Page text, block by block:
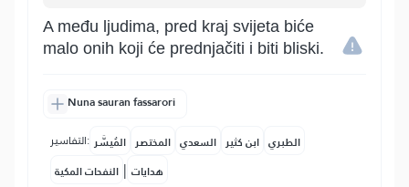
A među ljudima, pred kraj svijeta biće
malo onih koji će prednjačiti i biti bliski.
Nuna sauran fassarori
التفاسير: المُيسَّر المختصر السعدي ابن كثير الطبري
النفحات المكية | هدايات